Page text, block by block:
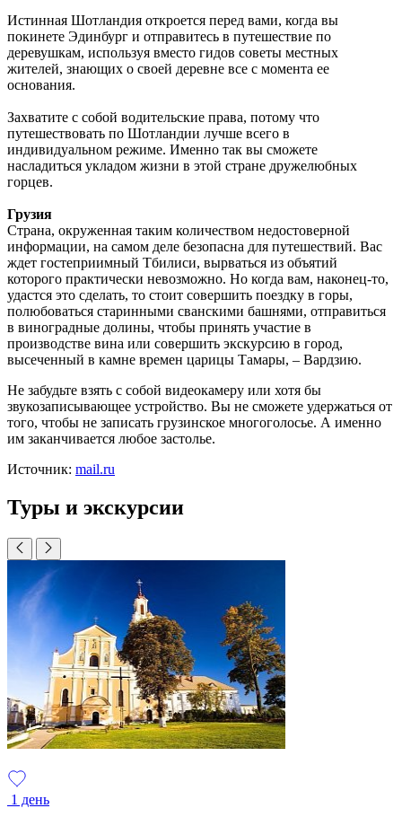
Истинная Шотландия откроется перед вами, когда вы
покинете Эдинбург и отправитесь в путешествие по
деревушкам, используя вместо гидов советы местных
жителей, знающих о своей деревне все с момента ее
основания.
Захватите с собой водительские права, потому что
путешествовать по Шотландии лучше всего в
индивидуальном режиме. Именно так вы сможете
насладиться укладом жизни в этой стране дружелюбных
горцев.
Грузия
Страна, окруженная таким количеством недостоверной
информации, на самом деле безопасна для путешествий. Вас
ждет гостеприимный Тбилиси, вырваться из объятий
которого практически невозможно. Но когда вам, наконец-то,
удастся это сделать, то стоит совершить поездку в горы,
полюбоваться старинными сванскими башнями, отправиться
в виноградные долины, чтобы принять участие в
производстве вина или совершить экскурсию в город,
высеченный в камне времен царицы Тамары, – Вардзию.
Не забудьте взять с собой видеокамеру или хотя бы
звукозаписывающее устройство. Вы не сможете удержаться от
того, чтобы не записать грузинское многоголосье. А именно
им заканчивается любое застолье.
Источник: mail.ru
Туры и экскурсии
1 день